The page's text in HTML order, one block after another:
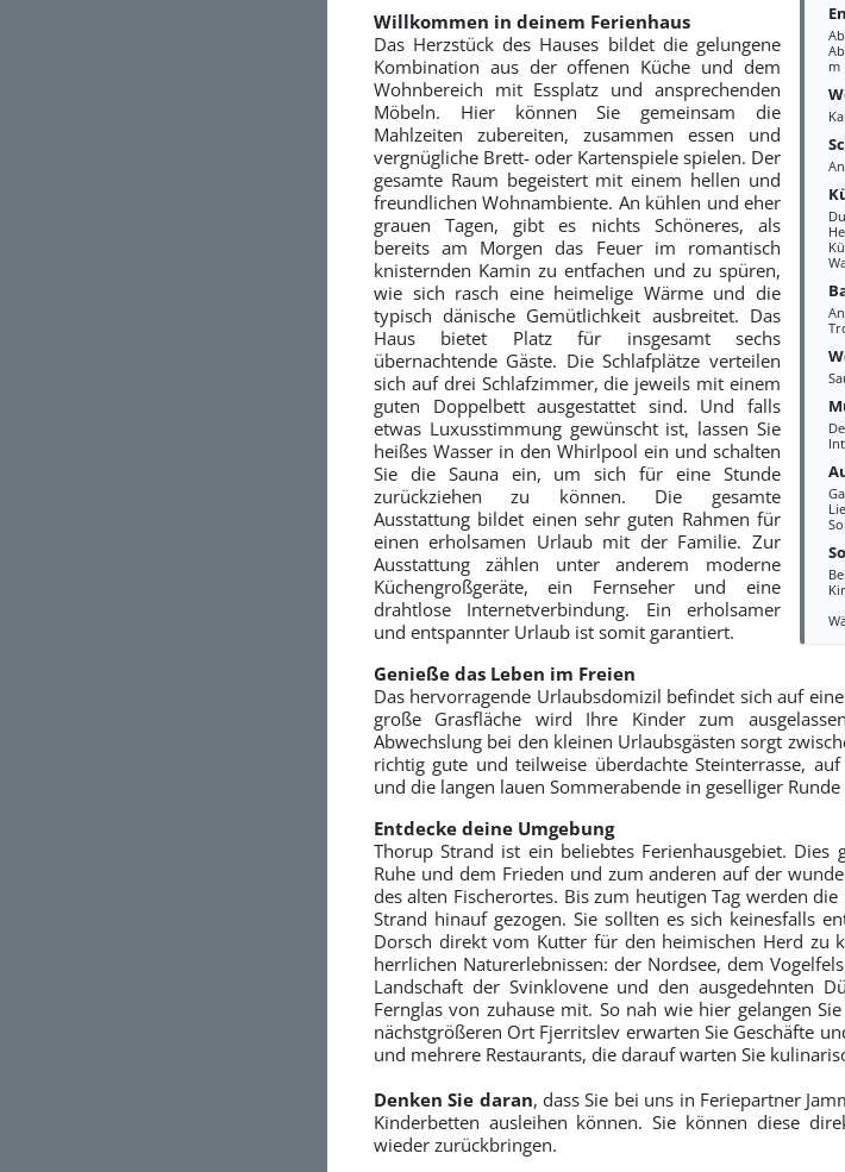
m
Willkommen in deinem Ferienhaus
Das Herzstück des Hauses bildet die gelungene
Kombination aus der offenen Küche und dem
Wohnbereich mit Essplatz und ansprechenden
Möbeln. Hier können Sie gemeinsam die
Mahlzeiten zubereiten, zusammen essen und
vergnügliche Brett- oder Kartenspiele spielen. Der
gesamte Raum begeistert mit einem hellen und
freundlichen Wohnambiente. An kühlen und eher
grauen Tagen, gibt es nichts Schöneres, als
bereits am Morgen das Feuer im romantisch
knisternden Kamin zu entfachen und zu spüren,
wie sich rasch eine heimelige Wärme und die
typisch dänische Gemütlichkeit ausbreitet. Das
Haus bietet Platz für insgesamt sechs
übernachtende Gäste. Die Schlafplätze verteilen
sich auf drei Schlafzimmer, die jeweils mit einem
guten Doppelbett ausgestattet sind. Und falls
etwas Luxusstimmung gewünscht ist, lassen Sie
heißes Wasser in den Whirlpool ein und schalten
Sie die Sauna ein, um sich für eine Stunde
zurückziehen zu können. Die gesamte
Ausstattung bildet einen sehr guten Rahmen für
einen erholsamen Urlaub mit der Familie. Zur
Ausstattung zählen unter anderem moderne
Küchengroßgeräte, ein Fernseher und eine
drahtlose Internetverbindung. Ein erholsamer
und entspannter Urlaub ist somit garantiert.
Genieße das Leben im Freien
Das hervorragende Urlaubsdomizil befindet sich auf
große Grasfläche wird Ihre Kinder zum
Abwechslung bei den kleinen Urlaubsgästen sorgt
richtig gute und teilweise überdachte Steinterrasse,
und die langen lauen Sommerabende in geselliger
Entdecke deine Umgebung
Thorup Strand ist ein beliebtes Ferienhausgebiet.
Ruhe und dem Frieden und zum anderen auf der
des alten Fischerortes. Bis zum heutigen Tag werden
Strand hinauf gezogen. Sie sollten es sich keinesfalls
Dorsch direkt vom Kutter für den heimischen Herd zu
herrlichen Naturerlebnissen: der Nordsee, dem
Landschaft der Svinklovene und den ausgedehnten
Fernglas von zuhause mit. So nah wie hier gelangen
nächstgrößeren Ort Fjerritslev erwarten Sie Geschäfte
und mehrere Restaurants, die darauf warten Sie
Denken Sie daran, dass Sie bei uns in Feriepartner
Kinderbetten ausleihen können. Sie können diese
wieder zurückbringen.